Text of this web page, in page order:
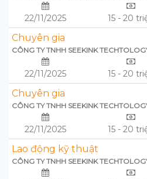
22/11/2025 15 - 20
Chuyên gia
CÔNG TY TNHH SEEKINK
22/11/2025 15 - 20
Chuyên gia
CÔNG TY TNHH SEEKINK
22/11/2025 15 - 20
Lao động kỹ thuật
CÔNG TY TNHH SEEKINK